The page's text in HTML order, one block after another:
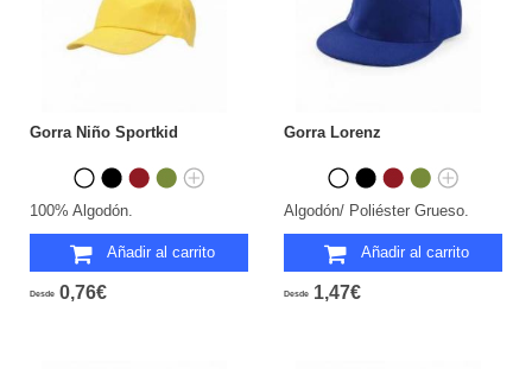
Gorra Niño Sportkid
100% Algodón.
Añadir al carrito
Desde 0,76€
Gorra Lorenz
Algodón/ Poliéster Grueso.
Añadir al carrito
Desde 1,47€